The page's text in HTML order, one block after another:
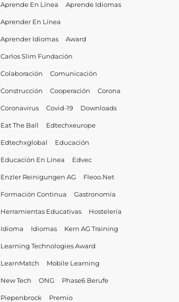
Aprende En Línea Aprende Idiomas
Aprender En Línea
Aprender Idiomas Award
Carlos Slim Fundación
Colaboración Comunicación
Construcción Cooperación Corona
Coronavirus Covid-19 Downloads
Eat The Ball Edtechxeurope
Edtechxglobal Educación
Educación En Línea Edvec
Enzler Reinigungen AG Fleoo.net
Formación Continua Gastronomía
Herramientas Educativas Hostelería
Idioma Idiomas Kern AG Training
Learning Technologies Award
LearnMatch Mobile Learning
New Tech ONG Phase6 Berufe
Piepenbrock Premio